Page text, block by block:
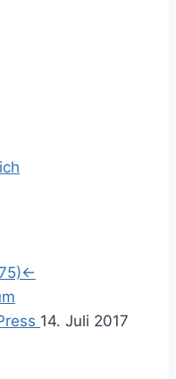
←
S
14. Juli 2017